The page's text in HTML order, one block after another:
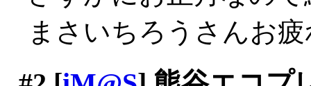
まさいちろうさんお